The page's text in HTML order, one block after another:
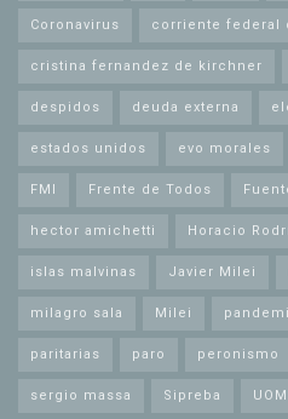
Coronavirus corriente federal
cristina fernandez de kirchner
despidos deuda externa
estados unidos evo morales
FMI Frente de Todos
hector amichetti Horacio
islas malvinas Javier Milei
milagro sala Milei
paritarias paro peronismo
sergio massa Sipreba UOM